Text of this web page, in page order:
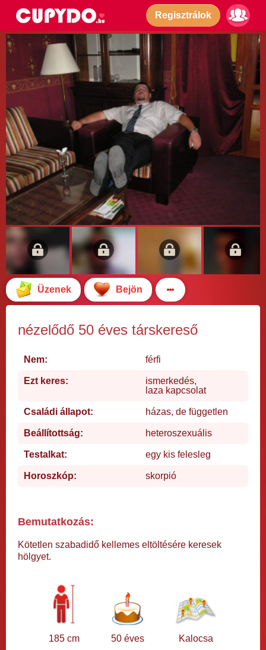
Regisztrálok
Üzenek Bejön
nézelődő 50 éves társkereső
Nem: férfi
Ezt keres:
ismerkedés,
laza kapcsolat
Családi állapot: házas, de független
Beállítottság: heteroszexuális
Testalkat: egy kis felesleg
Horoszkóp: skorpió
Bemutatkozás:
Kötetlen szabadidő kellemes eltöltésére keresek
hölgyet.
185 cm 50 éves Kalocsa